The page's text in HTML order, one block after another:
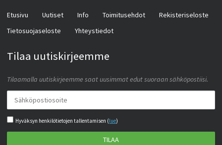
Etusivu Uutiset Info Toimitusehdot
Rekisteriseloste
Tietosuojaseloste
Yhteystiedot
Tilaa uutiskirjeemme
Tilaamalla uutiskirjeemme saat uusimmat edut suoraan sähköpostiisi.
Hyväksyn henkilötietojen tallentamisen (lue)
TILAA